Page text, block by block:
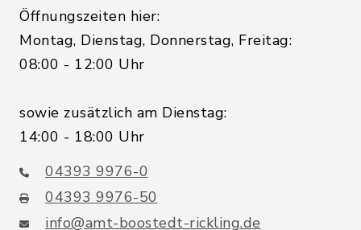
Öffnungszeiten hier:
Montag, Dienstag, Donnerstag, Freitag:
08:00 - 12:00 Uhr
sowie zusätzlich am Dienstag:
14:00 - 18:00 Uhr
04393 9976-0
04393 9976-50
info@amt-boostedt-rickling.de